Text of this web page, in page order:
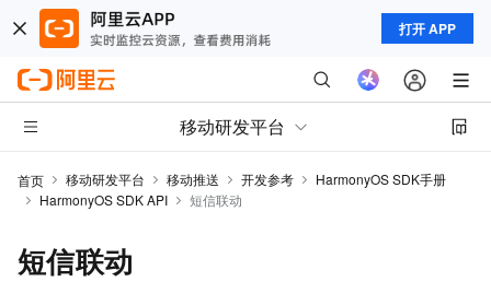
打开 APP
移动研发平台
首页 移动研发平台 移动推送 开发参考
HarmonyOS SDK手册
HarmonyOS SDK API
短信联动
短信联动